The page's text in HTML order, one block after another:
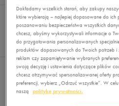
Sortuj:
REKOMENDOWANE
z 0
Nie wybrano filtrów
Dokładamy wszelkich starań, aby zakupy
które wybierają – najlepiej dopasowane do ich
poszanowaniu bezpieczeństwa wszystkich
chcesz, abyśmy wykorzystywali informacje o
do przygotowania personalizowanych
produktów dopasowanych do Twoich potrzeb i
reklam czy zapamiętywanie wybranych
swoją decyzję i ustawienia dotyczące plików
chcesz otrzymywać spersonalizowanej oferty
preferencji, wybierz „Odrzuć wszystkie”. W
naszą
politykę prywatności.